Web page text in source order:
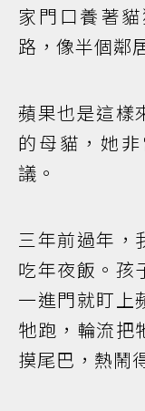
家門口養著
路，像半個鄰
蘋果也是這樣
的母貓，她
議。
三年前過年，
吃年夜飯。孩
一進門就盯上
牠跑，輪流把
摸尾巴，熱鬧